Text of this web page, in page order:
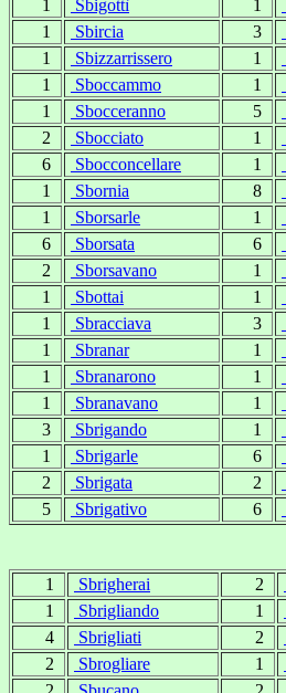
1 Sbigottì 1
1
Sbircia 3
1
Sbizzarrissero 1
1
Sboccammo 1
1
Sbocceranno 5
2
Sbocciato 1
6
Sbocconcellare 1
1
Sbornia 8
1
Sborsarle 1
6
Sborsata 6
2
Sborsavano 1
1
Sbottai 1
1
Sbracciava 3
1
Sbranar 1
1
Sbranarono 1
1
Sbranavano 1
3
Sbrigando 1
1
Sbrigarle 6
2
Sbrigata 2
5
Sbrigativo 6
1 Sbrigherai 2
1
Sbrigliando 1
4
Sbrigliati 2
2
Sbrogliare 1